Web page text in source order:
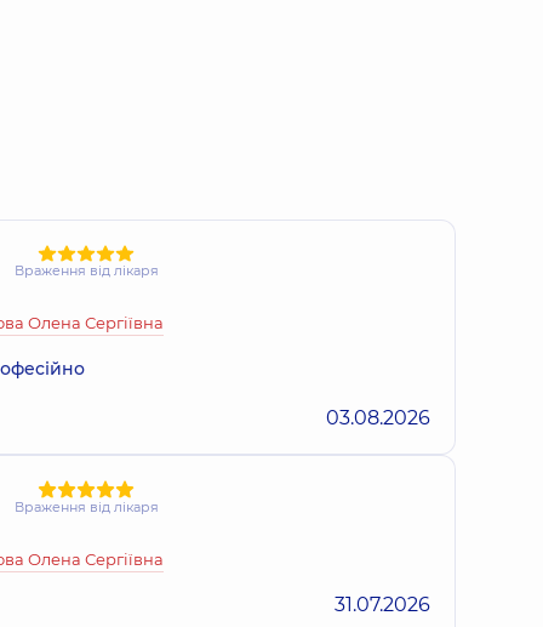
Враження від лікаря
Олена Сергіївна
03.08.2026
Враження від лікаря
Олена Сергіївна
31.07.2026